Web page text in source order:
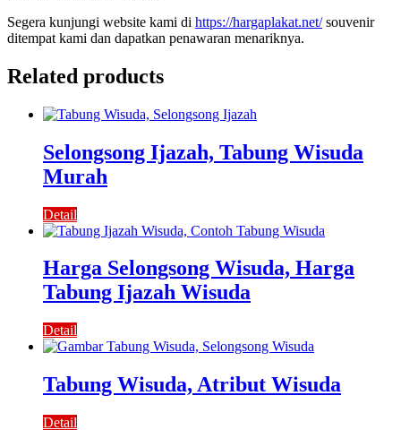
Segera kunjungi website kami di https://hargaplakat.net/souvenir
ditempat kami dan dapatkan penawaran menariknya.
Related products
Selongsong Ijazah, Tabung Wisuda
Murah
Detail
Harga Selongsong Wisuda, Harga
Tabung Ijazah Wisuda
Detail
Tabung Wisuda, Atribut Wisuda
Detail